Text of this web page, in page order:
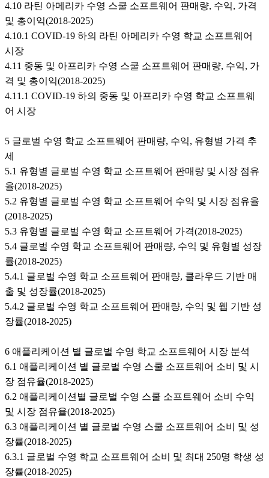
4.10 라틴 아메리카 수영 스쿨 소프트웨어 판매량, 수익, 가격
및 총이익(2018-2025)
4.10.1 COVID-19 하의 라틴 아메리카 수영 학교 소프트웨어
시장
4.11 중동 및 아프리카 수영 스쿨 소프트웨어 판매량, 수익, 가
격 및 총이익(2018-2025)
4.11.1 COVID-19 하의 중동 및 아프리카 수영 학교 소프트웨
어 시장
5 글로벌 수영 학교 소프트웨어 판매량, 수익, 유형별 가격 추
세
5.1 유형별 글로벌 수영 학교 소프트웨어 판매량 및 시장 점유
율(2018-2025)
5.2 유형별 글로벌 수영 학교 소프트웨어 수익 및 시장 점유율
(2018-2025)
5.3 유형별 글로벌 수영 학교 소프트웨어 가격(2018-2025)
5.4 글로벌 수영 학교 소프트웨어 판매량, 수익 및 유형별 성장
률(2018-2025)
5.4.1 글로벌 수영 학교 소프트웨어 판매량, 클라우드 기반 매
출 및 성장률(2018-2025)
5.4.2 글로벌 수영 학교 소프트웨어 판매량, 수익 및 웹 기반 성
장률(2018-2025)
6 애플리케이션 별 글로벌 수영 학교 소프트웨어 시장 분석
6.1 애플리케이션 별 글로벌 수영 스쿨 소프트웨어 소비 및 시
장 점유율(2018-2025)
6.2 애플리케이션별 글로벌 수영 스쿨 소프트웨어 소비 수익
및 시장 점유율(2018-2025)
6.3 애플리케이션 별 글로벌 수영 스쿨 소프트웨어 소비 및 성
장률(2018-2025)
6.3.1 글로벌 수영 학교 소프트웨어 소비 및 최대 250명 학생 성
장률(2018-2025)